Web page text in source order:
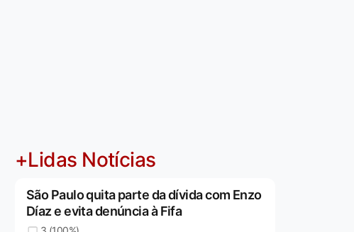
+Lidas Notícias
São Paulo quita parte da dívida com Enzo
Díaz e evita denúncia à Fifa